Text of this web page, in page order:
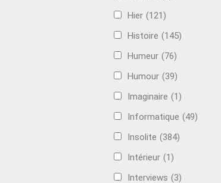
Hier (121)
Histoire (145)
Humeur (76)
Humour (39)
Imaginaire (1)
Informatique (49)
Insolite (384)
Intérieur (1)
Interviews (3)